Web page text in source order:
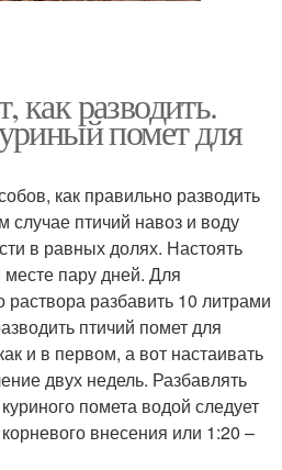
разводить.
помет для
как правильно разводить
птичий навоз и воду
в равных долях. Настоять
пару дней. Для
раствора разбавить 10 литрами
птичий помет для
и в первом, а вот настаивать
двух недель. Разбавлять
помета водой следует
внесения или 1:20 –